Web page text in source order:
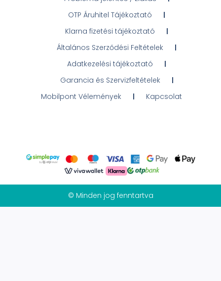
OTP Áruhitel Tájékoztató
Klarna fizetési tájékoztató
Általános Szerződési Feltételek
Adatkezelési tájékoztató
Garancia és Szervizfeltételek
Mobilpont Vélemények
Kapcsolat
© Minden jog fenntartva